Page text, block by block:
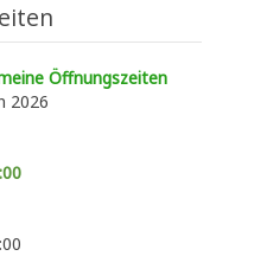
Öffnungszeiten
2026